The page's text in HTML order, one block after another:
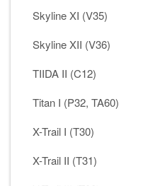
Skyline XI (V35)
Skyline XII (V36)
TIIDA II (C12)
Titan I (P32, TA60)
X-Trail I (T30)
X-Trail II (T31)